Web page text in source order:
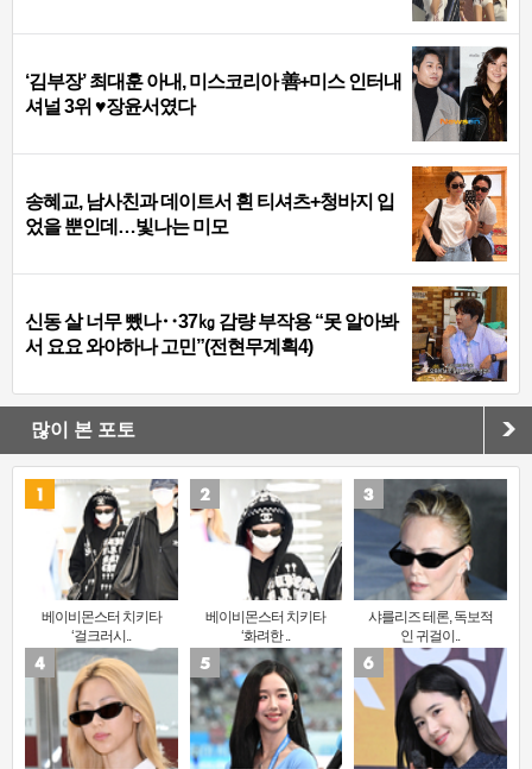
‘김부장’ 최대훈 아내, 미스코리아 善+미스 인터내
셔널 3위 ♥장윤서였다
송혜교, 남사친과 데이트서 흰 티셔츠+청바지 입
었을 뿐인데…빛나는 미모
신동 살 너무 뺐나‥37㎏ 감량 부작용 “못 알아봐
서 요요 와야하나 고민”(전현무계획4)
많이 본 포토
베이비몬스터 치키타
‘걸크러시..
베이비몬스터 치키타
‘화려한 ..
샤를리즈 테론, 독보적
인 귀걸이..